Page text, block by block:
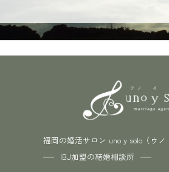
福岡の婚活サロン uno y solo（ウノ
IBJ加盟の結婚相談所